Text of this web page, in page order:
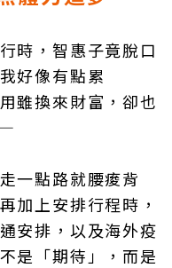
時，智惠子竟脫口
好像有點累
雖換來財富，卻也
一點路就腰痠背
加上安排行程時，
安排，以及海外疫
是「期待」，而是